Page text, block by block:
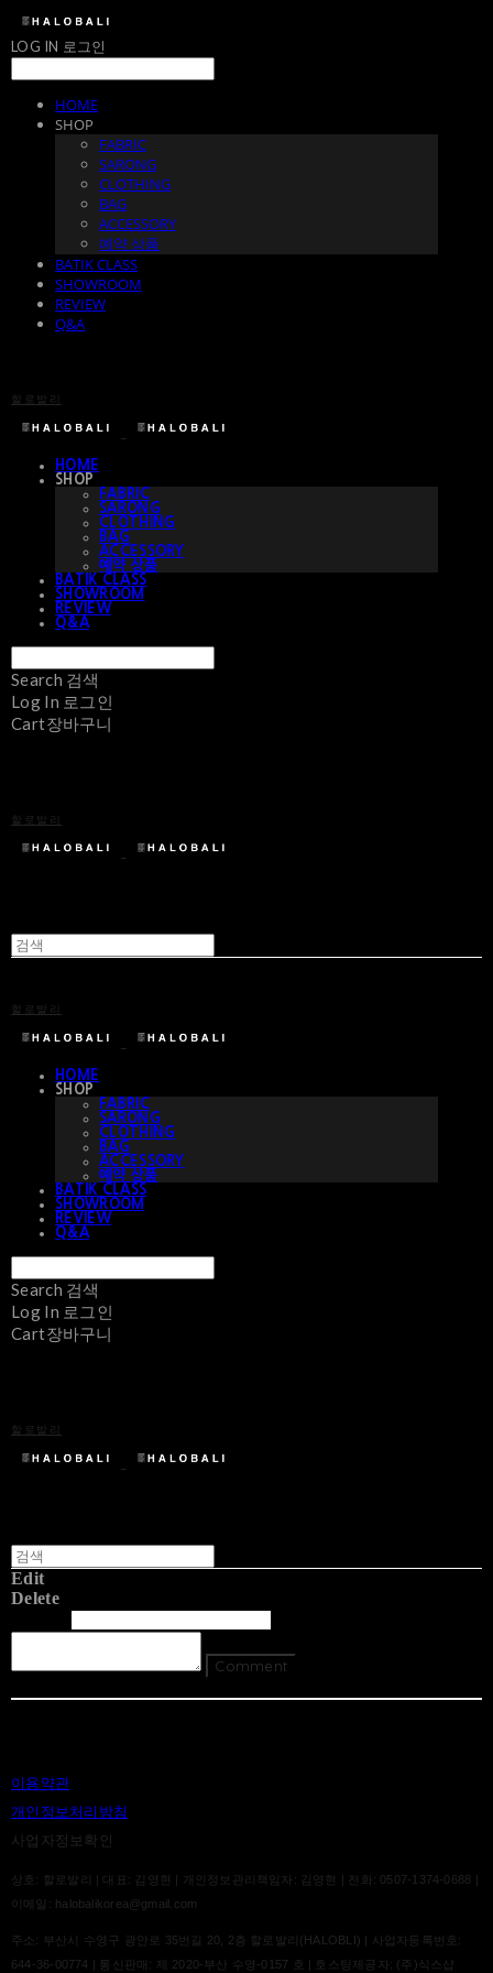
LOG IN 로그인
HOME
SHOP
FABRIC
SARONG
CLOTHING
BAG
ACCESSORY
예약 상품
BATIK CLASS
SHOWROOM
REVIEW
Q&A
할로발리
HOME
SHOP
FABRIC
SARONG
CLOTHING
BAG
ACCESSORY
예약 상품
BATIK CLASS
SHOWROOM
REVIEW
Q&A
Search 검색
Log In 로그인
Cart장바구니
할로발리
할로발리
HOME
SHOP
FABRIC
SARONG
CLOTHING
BAG
ACCESSORY
예약 상품
BATIK CLASS
SHOWROOM
REVIEW
Q&A
Search 검색
Log In 로그인
Cart장바구니
할로발리
Edit
Delete
Comment
이용약관
개인정보처리방침
사업자정보확인
상호: 할로발리 | 대표: 김영현 | 개인정보관리책임자: 김영현 | 전화: 0507-1374-0688 |
이메일: halobalikorea@gmail.com
주소: 부산시 수영구 광안로 35번길 20, 2층 할로발리(HALOBLI) | 사업자등록번호:
644-36-00774 | 통신판매: 제 2020-부산 수영-0157 호 | 호스팅제공자: (주)식스샵